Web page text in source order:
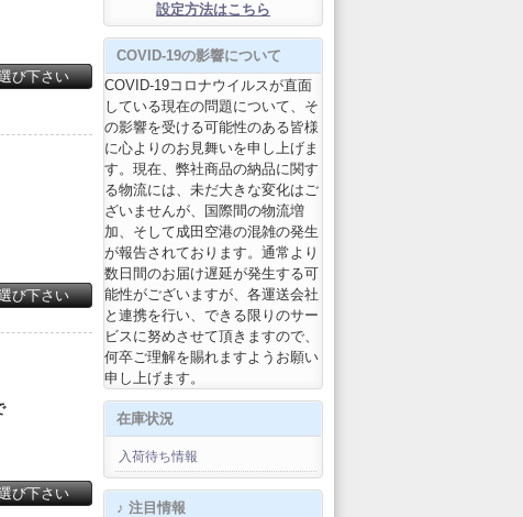
び下さい
び下さい
び下さい
設定方法はこちら
COVID-19の影響について
COVID-19コロナウイルスが直面
している現在の問題について、そ
の影響を受ける可能性のある皆様
に心よりのお見舞いを申し上げま
す。現在、弊社商品の納品に関す
る物流には、未だ大きな変化はご
ざいませんが、国際間の物流増
加、そして成田空港の混雑の発生
が報告されております。通常より
数日間のお届け遅延が発生する可
能性がございますが、各運送会社
と連携を行い、できる限りのサー
ビスに努めさせて頂きますので、
何卒ご理解を賜れますようお願い
申し上げます。
在庫状況
入荷待ち情報
♪ 注目情報